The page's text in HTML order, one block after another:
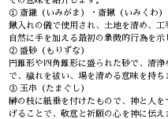
① 斎鎌（いみがま）・斎鍬（いみくわ）
鍬入れの儀で使用され、土地を清め、
自然に手を加える最初の象徴的行為を示
② 盛砂（もりずな）
円錐形や四角錐形に盛られた砂で、清
で、穢れを祓い、場を清める意味を持ち
③ 玉串（たまぐし）
榊の枝に紙垂を付けたもので、神と人
げることで、敬意と祈願の心を神に伝え